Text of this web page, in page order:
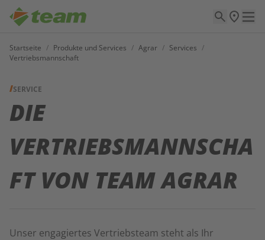
Startseite / Produkte und Services / Agrar / Services /
Vertriebsmannschaft
SERVICE
DIE
VERTRIEBSMANNSCHA
FT VON TEAM AGRAR
Unser engagiertes Vertriebsteam steht als Ihr